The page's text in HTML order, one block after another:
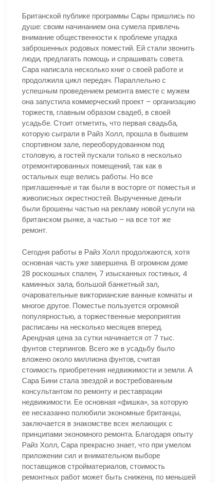
Британской публике программы Сары пришлись по
душе: своим начинанием она сумела привлечь
внимание общественности к проблеме упадка
заброшенных родовых поместий. Ей стали звонить
люди, предлагать помощь и спрашивать совета.
Сара написала несколько книг о своей работе и
продолжила цикл передач. Параллельно с
успешным проведением ремонта вместе с мужем
она запустила коммерческий проект – организацию
торжеств, главным образом свадеб, в своей
усадьбе. Стоит отметить, что первая свадьба,
которую сыграли в Райз Холл, прошла в бывшем
спортивном зале, переоборудованном под
столовую, а гостей пускали только в несколько
отремонтированных помещений, так как в
остальных еще велись работы. Но все
приглашенные и так были в восторге от поместья и
живописных окрестностей. Вырученные деньги
были брошены частью на рекламу новой услуги на
британском рынке, а частью – на все тот же
ремонт.
Сегодня работы в Райз Холл продолжаются, хотя
основная часть уже завершена. В огромном доме
28 роскошных спален, 7 изысканных гостиных, 4
каминных зала, большой банкетный зал,
очаровательные викторианские ванные комнаты и
многое другое. Поместье пользуется огромной
популярностью, а торжественные мероприятия
расписаны на несколько месяцев вперед.
Арендная цена за сутки начинается от 7 тыс.
фунтов стерлингов. Всего же в усадьбу было
вложено около миллиона фунтов, считая
стоимость приобретения недвижимости и земли. А
Сара Бини стала звездой и востребованным
консультантом по ремонту и реставрации
недвижимости. Ее основная «фишка», за которую
ее несказанно полюбили экономные британцы,
заключается в знакомстве всех желающих с
принципами экономного ремонта. Благодаря опыту
Райз Холл, Сара прекрасно знает, что при умелом
приложении сил и внимательном выборе
поставщиков стройматериалов, стоимость
ремонтных работ может быть снижена, по меньшей